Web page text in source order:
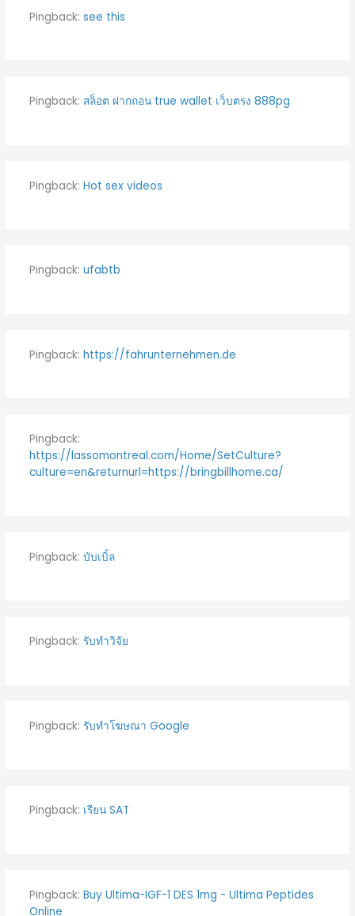
Pingback: see this
Pingback: สล็อต ฝากถอน true wallet เว็บตรง 888pg
Pingback: Hot sex videos
Pingback: ufabtb
Pingback: https://fahrunternehmen.de
Pingback:
https://lassomontreal.com/Home/SetCulture?
culture=en&returnurl=https://bringbillhome.ca/
Pingback: บับเบิ้ล
Pingback: รับทำวิจัย
Pingback: รับทําโฆษณา Google
Pingback: เรียน SAT
Pingback: Buy Ultima-IGF-1 DES 1mg - Ultima Peptides
Online